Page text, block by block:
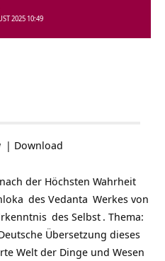
2025 10:49
| Download
der Höchsten Wahrheit
des Vedanta Werkes von
des Selbst . Thema:
Übersetzung dieses
Welt der Dinge und Wesen